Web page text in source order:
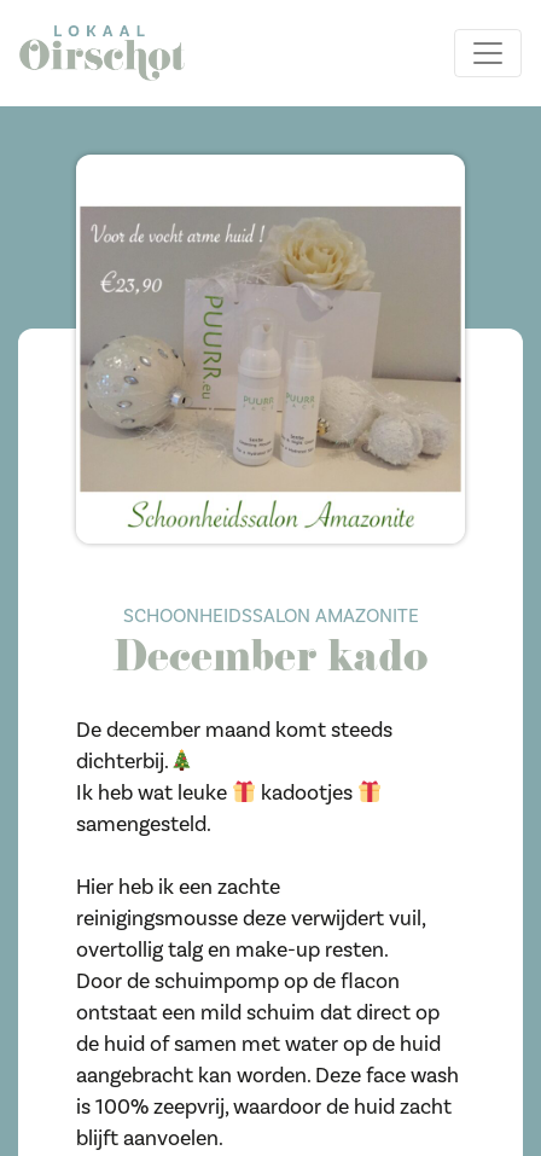
SCHOONHEIDSSALON AMAZONITE
December kado
De december maand komt steeds
dichterbij.
Ik heb wat leuke
kadootjes
samengesteld.
Hier heb ik een zachte
reinigingsmousse deze verwijdert vuil,
overtollig talg en make-up resten.
Door de schuimpomp op de flacon
ontstaat een mild schuim dat direct op
de huid of samen met water op de huid
aangebracht kan worden. Deze face wash
is 100% zeepvrij, waardoor de huid zacht
blijft aanvoelen.